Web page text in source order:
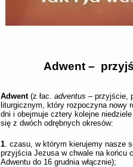
Adwent –
Adwent(z łac. adventus – przyjście,
liturgicznym, który rozpoczyna nowy
dni i obejmuje cztery kolejne
się z dwóch odrębnych okresów:
1 . czasu, w którym kierujemy nasze
przyjścia Jezusa w chwale na końcu
Adwentu do 16 grudnia włącznie);